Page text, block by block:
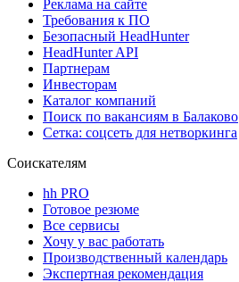
Реклама на сайте
Требования к ПО
Безопасный HeadHunter
HeadHunter API
Партнерам
Инвесторам
Каталог компаний
Поиск по вакансиям в Балаково
Сетка: соцсеть для нетворкинга
Соискателям
hh PRO
Готовое резюме
Все сервисы
Хочу у вас работать
Производственный календарь
Экспертная рекомендация